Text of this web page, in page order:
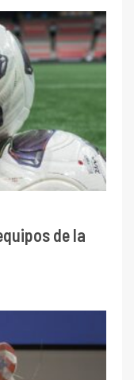
de la